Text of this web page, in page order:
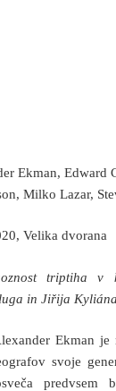
Ekman, Edward
Milko Lazar,
Velika dvorana
triptiha v
in Jiřija Kyliána
Ekman je
svoje
predvsem